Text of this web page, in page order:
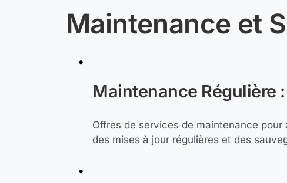
Maintenance et
Maintenance Régulière :
Offres de services de maintenance
des mises à jour régulières et des